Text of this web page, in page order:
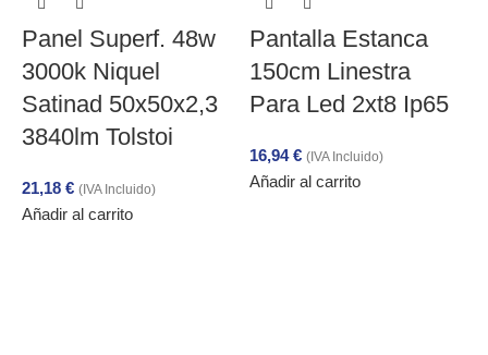
Panel Superf. 48w
3000k Niquel
Satinad 50x50x2,3
3840lm Tolstoi
21,18 € (IVA Incluido)
Añadir al carrito
Pantalla Estanca
150cm Linestra
Para Led 2xt8 Ip65
16,94€ (IVA Incluido)
Añadir al carrito